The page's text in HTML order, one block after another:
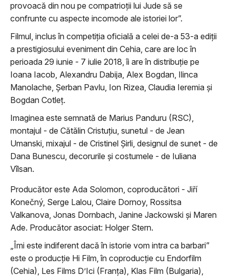
provoacă din nou pe compatrioții lui Jude să se
confrunte cu aspecte incomode ale istoriei lor”.
Filmul, inclus în competiţia oficială a celei de-a 53-a ediţii
a prestigiosului eveniment din Cehia, care are loc în
perioada 29 iunie - 7 iulie 2018, îi are în distribuție pe
Ioana Iacob, Alexandru Dabija, Alex Bogdan, Ilinca
Manolache, Şerban Pavlu, Ion Rizea, Claudia Ieremia şi
Bogdan Cotleţ.
Imaginea este semnată de Marius Panduru (RSC),
montajul - de Cătălin Cristuţiu, sunetul - de Jean
Umanski, mixajul - de Cristinel Şirli, designul de sunet - de
Dana Bunescu, decorurile şi costumele - de Iuliana
Vîlsan.
Producător este Ada Solomon, coproducători - Jiří
Konečný, Serge Lalou, Claire Dornoy, Rossitsa
Valkanova, Jonas Dornbach, Janine Jackowski şi Maren
Ade. Producător asociat: Holger Stern.
„Îmi este indiferent dacă în istorie vom intra ca barbari”
este o producție Hi Film, în coproducție cu Endorfilm
(Cehia), Les Films D’Ici (Franța), Klas Film (Bulgaria),